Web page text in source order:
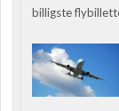
billigste